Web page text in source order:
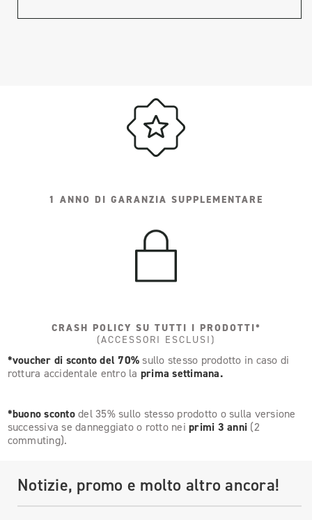
1 ANNO DI GARANZIA SUPPLEMENTARE
CRASH POLICY SU TUTTI I PRODOTTI*
(ACCESSORI ESCLUSI)
*voucher di sconto del 70% sullo stesso prodotto in caso di
rottura accidentale entro la prima settimana.
*buono scontodel 35% sullo stesso prodotto o sulla versione
successiva se danneggiato o rotto nei primi 3 anni (2
commuting).
Notizie, promo e molto altro ancora!